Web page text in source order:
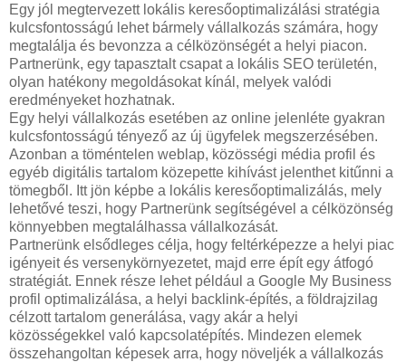
Egy jól megtervezett lokális keresőoptimalizálási stratégia
kulcsfontosságú lehet bármely vállalkozás számára, hogy
megtalálja és bevonzza a célközönségét a helyi piacon.
Partnerünk, egy tapasztalt csapat a lokális SEO területén,
olyan hatékony megoldásokat kínál, melyek valódi
eredményeket hozhatnak.
Egy helyi vállalkozás esetében az online jelenléte gyakran
kulcsfontosságú tényező az új ügyfelek megszerzésében.
Azonban a töméntelen weblap, közösségi média profil és
egyéb digitális tartalom közepette kihívást jelenthet kitűnni a
tömegből. Itt jön képbe a lokális keresőoptimalizálás, mely
lehetővé teszi, hogy Partnerünk segítségével a célközönség
könnyebben megtalálhassa vállalkozását.
Partnerünk elsődleges célja, hogy feltérképezze a helyi piac
igényeit és versenykörnyezetet, majd erre épít egy átfogó
stratégiát. Ennek része lehet például a Google My Business
profil optimalizálása, a helyi backlink-építés, a földrajzilag
célzott tartalom generálása, vagy akár a helyi
közösségekkel való kapcsolatépítés. Mindezen elemek
összehangoltan képesek arra, hogy növeljék a vállalkozás